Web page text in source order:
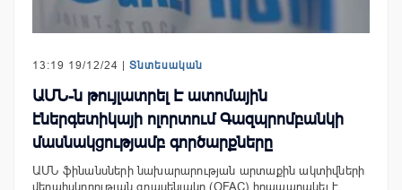
13:19 19/12/24 | Տնտեսական
ԱՄՆ-ն թույլատրել Է ատոմային
էներգետիկայի ոլորտում Գազպրոմբանկի
մասնակցությամբ գործարքները
ԱՄՆ ֆինանսների նախարարության արտաքին ակտիվների
վերահսկողության գրասենյակը (OFAC) հրապարակել է